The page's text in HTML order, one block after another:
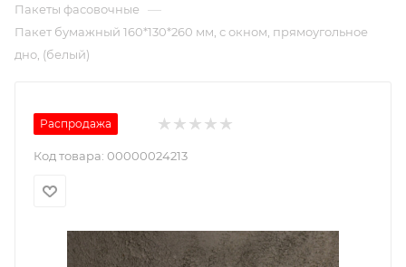
Пакеты фасовочные —
Пакет бумажный 160*130*260 мм, с окном, прямоугольное
дно, (белый)
Распродажа
Код товара: 00000024213